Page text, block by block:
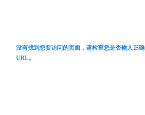
没有找到您要访问的页面，请检查您是否输入正确
URL。